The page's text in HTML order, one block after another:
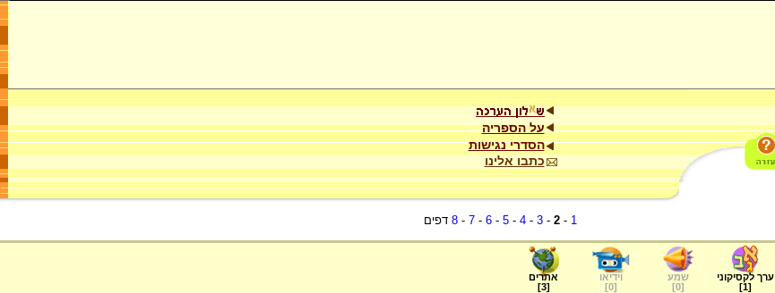
על הספריה
הסדרי נגישות
כתבו אלינו
1
-
2
-
3
-
4
-
5
-
6
-
7
-
8 דפים
ערך לקסיקוני
[
1
]
שמע
[
0
]
וידיאו
[
0
]
אתרים
[
3
]